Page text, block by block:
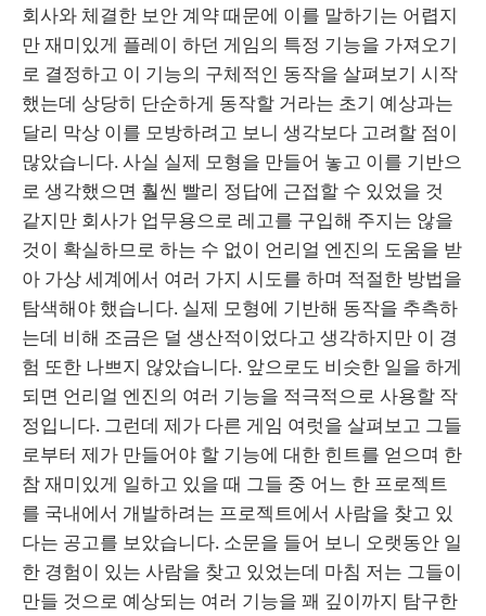
회사와 체결한 보안 계약 때문에 이를 말하기는 어렵지
만 재미있게 플레이 하던 게임의 특정 기능을 가져오기
로 결정하고 이 기능의 구체적인 동작을 살펴보기 시작
했는데 상당히 단순하게 동작할 거라는 초기 예상과는
달리 막상 이를 모방하려고 보니 생각보다 고려할 점이
많았습니다. 사실 실제 모형을 만들어 놓고 이를 기반으
로 생각했으면 훨씬 빨리 정답에 근접할 수 있었을 것
같지만 회사가 업무용으로 레고를 구입해 주지는 않을
것이 확실하므로 하는 수 없이 언리얼 엔진의 도움을 받
아 가상 세계에서 여러 가지 시도를 하며 적절한 방법을
탐색해야 했습니다. 실제 모형에 기반해 동작을 추측하
는데 비해 조금은 덜 생산적이었다고 생각하지만 이 경
험 또한 나쁘지 않았습니다. 앞으로도 비슷한 일을 하게
되면 언리얼 엔진의 여러 기능을 적극적으로 사용할 작
정입니다. 그런데 제가 다른 게임 여럿을 살펴보고 그들
로부터 제가 만들어야 할 기능에 대한 힌트를 얻으며 한
참 재미있게 일하고 있을 때 그들 중 어느 한 프로젝트
를 국내에서 개발하려는 프로젝트에서 사람을 찾고 있
다는 공고를 보았습니다. 소문을 들어 보니 오랫동안 일
한 경험이 있는 사람을 찾고 있었는데 마침 저는 그들이
만들 것으로 예상되는 여러 기능을 꽤 깊이까지 탐구한